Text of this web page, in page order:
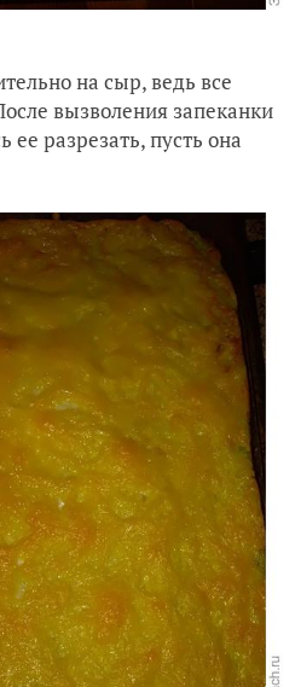
на сыр, ведь все
вызволения запеканки
ее разрезать, пусть она